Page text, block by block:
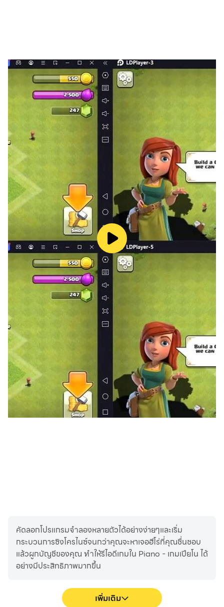
ให้ได้!
เปลี่ยนอุปกรณ์ของคุณเป็นคีย์บอร์ดเปียโนสุดหรูที่มาพร้อม
เสียงเอฟเฟกต์สมจริงและเกมเปียโนแสนสนุก! แอพมีภาพ
กราฟิกสุดคมชัด เสียงทั้งหมดล้วนเป็นตัวอย่างจากเครื่อง
ดนตรีจริง นอกจากนี้ เรายังเพิ่มเสียงเครื่องดนตรีอื่นๆ นอก
เหนือจากคีย์บอร์ด เพื่อให้ประสบการณ์เล่นเปียโนของคุณมี
ความท้าทาย ตื่นเต้นเร้าใจ และมันส์ยิ่งขึ้นไปอีก!
วิธีการเล่นเครื่องดนตรีอื่นๆ นอกเหนือจากคีย์บอร์ดบนแป้น
เปียโน
เลือกเสียงเครื่องดนตรีใหม่และเล่นคอร์ดเปียโนบนคีย์บอร์ด
จำลองตามปกติ แอพจะเปลี่ยนเป็นเสียงที่คุณเลือกไว้ในทันที
สร้างเสริมประสบการณ์เล่นเกมดนตรีด้วยฟีเจอร์ที่ไม่เหมือน
ใคร
ที่ Piano Crush คุณสามารถเล่นได้ทั้ง:
- เปียโนแกรนด์
- เปียโนวินเทจ
- หีบเพลงชัก
- ออร์แกน
- กีตาร์ไฟฟ้า
- ฮาร์ป
- ฮาร์ปซิคอร์ด
- ไวโอลิน
- เปียโนไฟฟ้า
- ไวบราโฟน
คัดลอกโปรแกรมจำลองหลายตัวได้อย่างง่ายๆและเริ่ม
กระบวนการซิงโครไนซ์จนกว่าคุณจะหาเจอฮีโร่ที่คุณชื่นชอบ
แล้วผูกบัญชีของคุณ ทำให้รีไอดีเกมใน Piano - เกมเปียโน ได้
อย่างมีประสิทธิภาพมากขึ้น
เพิ่มเติม